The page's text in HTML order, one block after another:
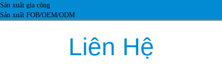
Sản xuất gia công
Sản xuất FOB/OEM/ODM
Liên Hệ